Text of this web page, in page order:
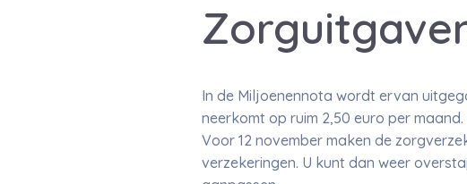
In de Miljoenennota wordt ervan
neerkomt op ruim 2,50 euro per
Voor 12 november maken de
verzekeringen. U kunt dan weer